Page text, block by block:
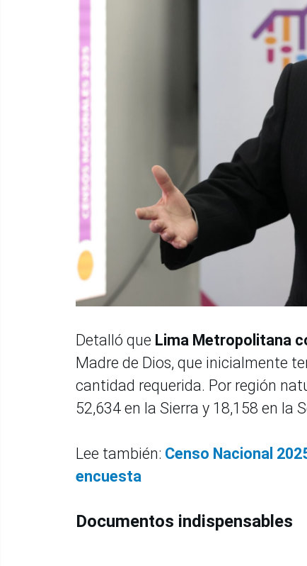
Detalló que Lima Metropolitana
Madre de Dios, que inicialmente
cantidad requerida. Por región
52,634 en la Sierra y 18,158 en la
Lee también: Censo Nacional
encuesta
Documentos indispensables